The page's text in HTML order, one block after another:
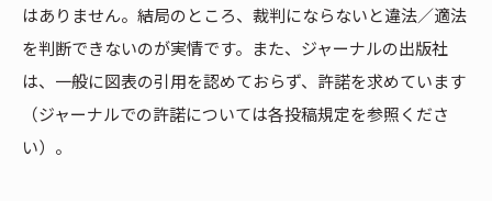
はありません。結局のところ、裁判にならないと違法／適法
を判断できないのが実情です。また、ジャーナルの出版社
は、一般に図表の引用を認めておらず、許諾を求めています
（ジャーナルでの許諾については各投稿規定を参照くださ
い）。